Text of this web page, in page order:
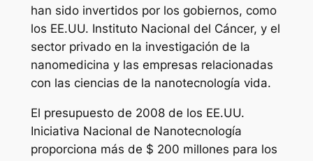
han sido invertidos por los gobiernos, como
los EE.UU. Instituto Nacional del Cáncer, y el
sector privado en la investigación de la
nanomedicina y las empresas relacionadas
con las ciencias de la nanotecnología vida.
El presupuesto de 2008 de los EE.UU.
Iniciativa Nacional de Nanotecnología
proporciona más de $ 200 millones para los